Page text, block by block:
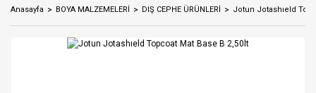
Anasayfa BOYA MALZEMELERİ DIŞ CEPHE ÜRÜNLERİ Jotun Jotashıeld